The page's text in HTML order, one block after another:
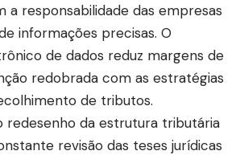
a responsabilidade das empresas
informações precisas. O
de dados reduz margens de
redobrada com as estratégias
de tributos.
redesenho da estrutura tributária
revisão das teses jurídicas